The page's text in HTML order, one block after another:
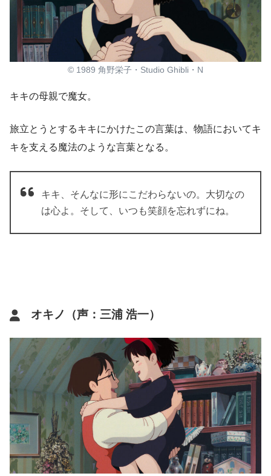
© 1989 角野栄子・Studio Ghibli・N
キキの母親で魔女。
旅立とうとするキキにかけたこの言葉は、物語においてキ
キを支える魔法のような言葉となる。
キキ、そんなに形にこだわらないの。大切なの
は心よ。そして、いつも笑顔を忘れずにね。
オキノ（声：三浦 浩一）